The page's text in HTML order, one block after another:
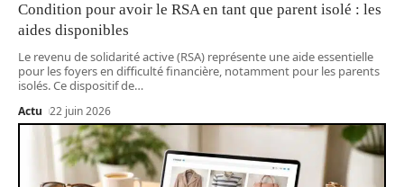
Condition pour avoir le RSA en tant que parent isolé : les
aides disponibles
Le revenu de solidarité active (RSA) représente une aide essentielle
pour les foyers en difficulté financière, notamment pour les parents
isolés. Ce dispositif de…
Actu 22 juin 2026